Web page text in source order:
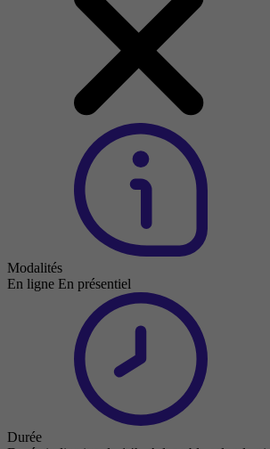
Modalités
En ligne En présentiel
Durée